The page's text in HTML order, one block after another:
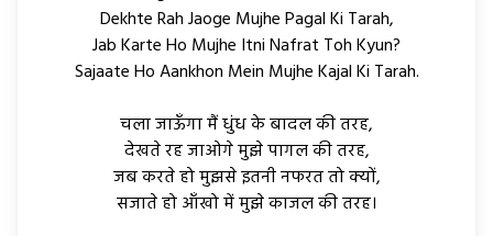
Dekhte Rah Jaoge Mujhe Pagal Ki Tarah,
Jab Karte Ho Mujhe Itni Nafrat Toh Kyun?
Sajaate Ho Aankhon Mein Mujhe Kajal Ki Tarah.
चला जाऊँगा मैं धुंध के बादल की तरह,
देखते रह जाओगे मुझे पागल की तरह,
जब करते हो मुझसे इतनी नफरत तो क्यों,
सजाते हो आँखो में मुझे काजल की तरह।